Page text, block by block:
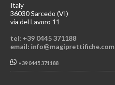
Italy
36030 Sarcedo (VI)
via del Lavoro 11
tel: +39 0445 371188
email: info@magiprettifiche.com
+39 0445 371188